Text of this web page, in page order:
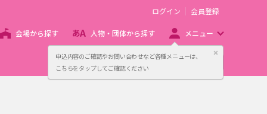
申込内容のご確認やお問い合わせなど各種メニューは、
こちらをタップしてご確認ください
閉じる
ログイン 会員登録
会場から探す 人物・団体から探す メニュー
主催者向け販売サービス